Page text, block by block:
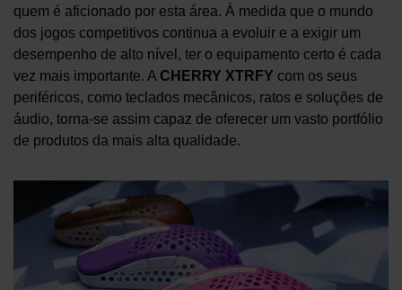
quem é aficionado por esta área. À medida que o mundo
dos jogos competitivos continua a evoluir e a exigir um
desempenho de alto nível, ter o equipamento certo é cada
vez mais importante. A CHERRY XTRFY com os seus
periféricos, como teclados mecânicos, ratos e soluções de
áudio, torna-se assim capaz de oferecer um vasto portfólio
de produtos da mais alta qualidade.